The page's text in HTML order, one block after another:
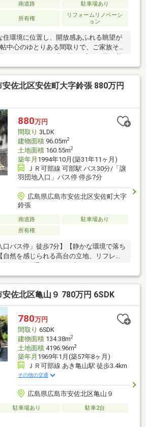
南道路 駐車場あり
所有権
リフォームリノベーシ
ョン
住環境に位置し、開放感あふれる眺望が
中心のゆとりある間取りで、ご家族それ
良い収納配置もポイント。ダイニングと
ことで、より広々とした空間として活用
は家庭菜園や趣味の時間も楽しめ、ゆっ
きる一邸です。
佐北区安佐町大字鈴張 880万円
880万円
間取り 3LDK
建物面積96.05m2
土地面積160.55m2
築年月 1994年10月(築31年11ヶ月)
ＪＲ可部線 可部駅 バス30分/「譲
羽団地入口」バス停 停歩7分
広島県広島市安佐北区安佐町大字
鈴張
南道路
駐車場あり
所有権
口バス停」徒歩7分】【静かな環境で落ち
然を感じられる高台の立地、リフレッ
好い風が通る住まい、新たなスタート
に基づくその他制限事項：土砂災害警戒
■ライフインフォメーション■・広島市立
(徒歩17分)・ローソン広島鈴張店まで約
便局まで約1600ｍ(徒歩20分)・星が丘
歩12分)・星が丘第四公園まで約550ｍ(徒
安佐北区亀山９ 780万円 6SDK
780万円
間取り 6SDK
建物面積134.38m2
土地面積4196.96m2
築年月 1969年1月(築57年8ヶ月)
ＪＲ可部線 あき亀山駅 徒歩3.4km
その他の交通
広島県広島市安佐北区亀山９
駐車場あり
駐車2台